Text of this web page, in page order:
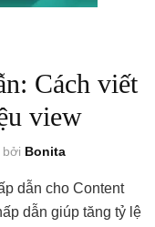
Cách viết
view
bởi Bonita
dẫn cho Content
dẫn giúp tăng tỷ lệ